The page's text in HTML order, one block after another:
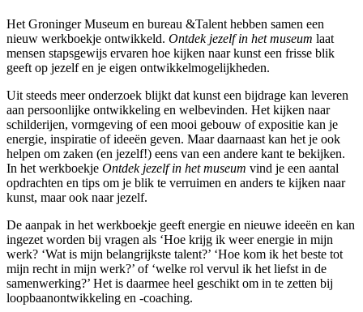
Het Groninger Museum en bureau &Talent hebben samen een
nieuw werkboekje ontwikkeld. Ontdek jezelf in het museum laat
mensen stapsgewijs ervaren hoe kijken naar kunst een frisse blik
geeft op jezelf en je eigen ontwikkelmogelijkheden.
Uit steeds meer onderzoek blijkt dat kunst een bijdrage kan leveren
aan persoonlijke ontwikkeling en welbevinden. Het kijken naar
schilderijen, vormgeving of een mooi gebouw of expositie kan je
energie, inspiratie of ideeën geven. Maar daarnaast kan het je ook
helpen om zaken (en jezelf!) eens van een andere kant te bekijken.
In het werkboekje Ontdek jezelf in het museum vind je een aantal
opdrachten en tips om je blik te verruimen en anders te kijken naar
kunst, maar ook naar jezelf.
De aanpak in het werkboekje geeft energie en nieuwe ideeën en kan
ingezet worden bij vragen als ‘Hoe krijg ik weer energie in mijn
werk? ‘Wat is mijn belangrijkste talent?’ ‘Hoe kom ik het beste tot
mijn recht in mijn werk?’ of ‘welke rol vervul ik het liefst in de
samenwerking?’ Het is daarmee heel geschikt om in te zetten bij
loopbaanontwikkeling en -coaching.